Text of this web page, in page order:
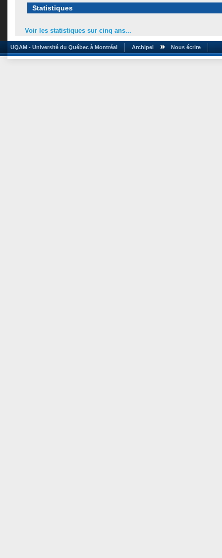
Statistiques
Voir les statistiques sur cinq ans...
UQAM - Université du Québec à Montréal Archipel Nous écrire